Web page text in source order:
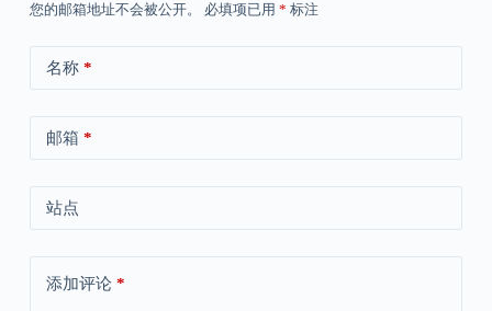
您的邮箱地址不会被公开。 必填项已用 * 标注
名称*
邮箱 *
站点
添加评论*